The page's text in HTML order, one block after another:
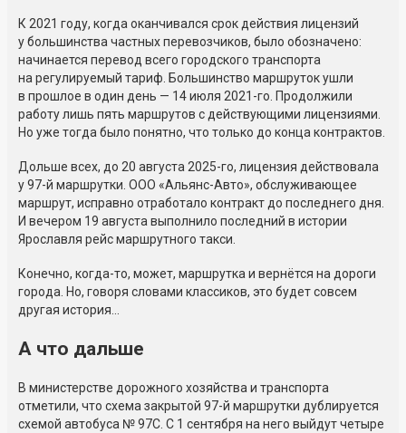
К 2021 году, когда оканчивался срок действия лицензий
у большинства частных перевозчиков, было обозначено:
начинается перевод всего городского транспорта
на регулируемый тариф. Большинство маршруток ушли
в прошлое в один день — 14 июля 2021-го. Продолжили
работу лишь пять маршрутов с действующими лицензиями.
Но уже тогда было понятно, что только до конца контрактов.
Дольше всех, до 20 августа 2025-го, лицензия действовала
у 97-й маршрутки. ООО «Альянс-Авто», обслуживающее
маршрут, исправно отработало контракт до последнего дня.
И вечером 19 августа выполнило последний в истории
Ярославля рейс маршрутного такси.
Конечно, когда-то, может, маршрутка и вернётся на дороги
города. Но, говоря словами классиков, это будет совсем
другая история...
А что дальше
В министерстве дорожного хозяйства и транспорта
отметили, что схема закрытой 97-й маршрутки дублируется
схемой автобуса № 97С. С 1 сентября на него выйдут четыре